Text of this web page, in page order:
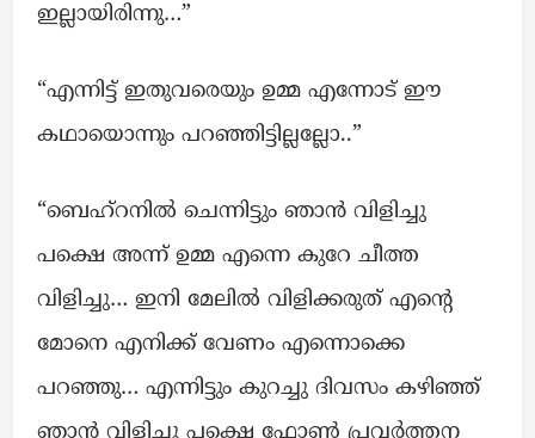
ഇല്ലായിരിന്നു…”
“എന്നിട്ട് ഇതുവരെയും ഉമ്മ എന്നോട് ഈ
കഥായൊന്നും പറഞ്ഞിട്ടില്ലല്ലോ..”
“ബെഹ്‌റനിൽ ചെന്നിട്ടും ഞാൻ വിളിച്ചു
പക്ഷെ അന്ന് ഉമ്മ എന്നെ കുറേ ചീത്ത
വിളിച്ചു… ഇനി മേലിൽ വിളിക്കരുത് എന്റെ
മോനെ എനിക്ക് വേണം എന്നൊക്കെ
പറഞ്ഞു… എന്നിട്ടും കുറച്ചു ദിവസം കഴിഞ്ഞ്
ഞാൻ വിളിച്ചു പക്ഷെ ഫോൺ പ്രവർത്തന